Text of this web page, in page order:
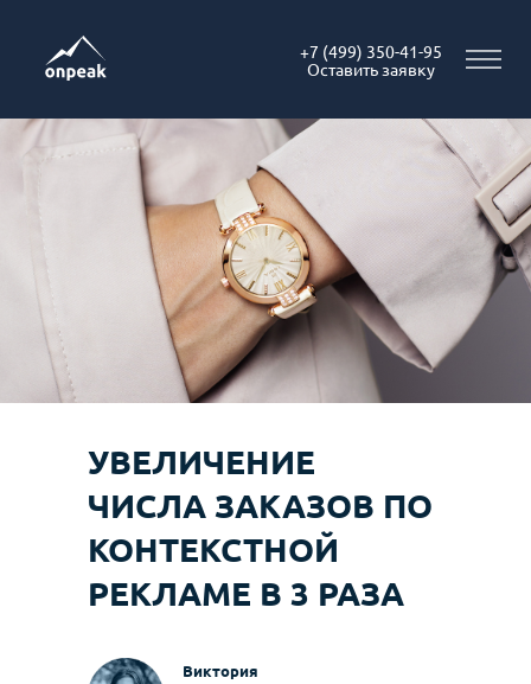
Оставить заявку
+7 (499) 350-41-95
Виктория
УВЕЛИЧЕНИЕ
ЧИСЛА ЗАКАЗОВ ПО
КОНТЕКСТНОЙ
РЕКЛАМЕ В 3 РАЗА